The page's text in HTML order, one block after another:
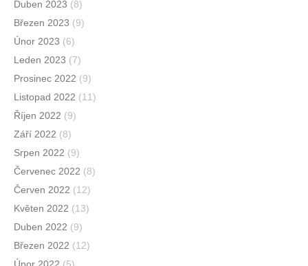
Duben 2023 (8)
Březen 2023 (9)
Únor 2023 (6)
Leden 2023 (7)
Prosinec 2022 (9)
Listopad 2022 (11)
Říjen 2022 (9)
Září 2022 (8)
Srpen 2022 (9)
Červenec 2022 (8)
Červen 2022 (12)
Květen 2022 (13)
Duben 2022 (9)
Březen 2022 (12)